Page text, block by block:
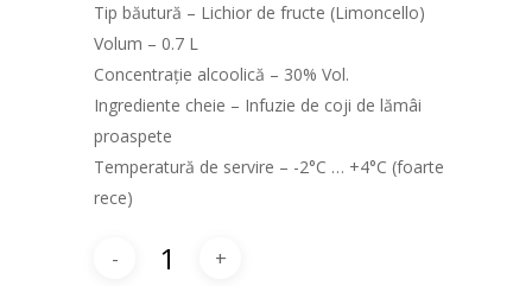
Tip băutură – Lichior de fructe (Limoncello)
Volum – 0.7 L
Concentrație alcoolică – 30% Vol.
Ingrediente cheie – Infuzie de coji de lămâi
proaspete
Temperatură de servire – -2°C … +4°C (foarte
rece)